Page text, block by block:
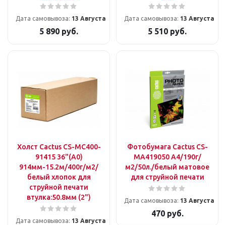
Дата самовывоза: 13 Августа
5 890 руб.
Дата самовывоза: 13 Августа
5 510 руб.
Холст Cactus CS-MC400-
91415 36"(A0)
914мм-15.2м/400г/м2/
белый хлопок для
струйной печати
втулка:50.8мм (2")
Дата самовывоза: 13 Августа
Фотобумага Cactus CS-
MA419050 A4/190г/
м2/50л./белый матовое
для струйной печати
Дата самовывоза: 13 Августа
470руб.